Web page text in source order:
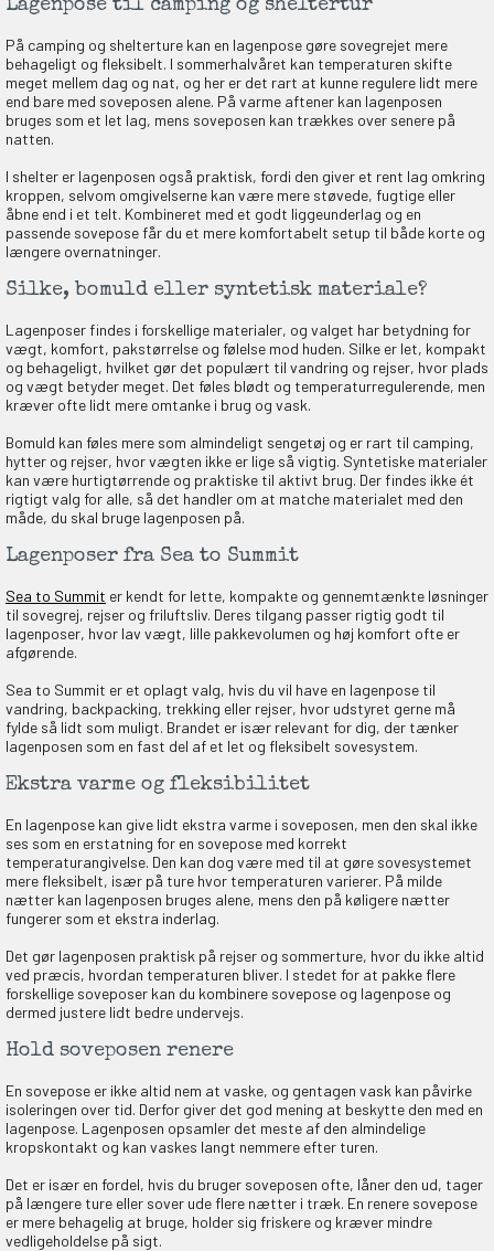
Lagenpose til camping og sheltertur
På camping og shelterture kan en lagenpose gøre sovegrejet mere
behageligt og fleksibelt. I sommerhalvåret kan temperaturen skifte
meget mellem dag og nat, og her er det rart at kunne regulere lidt mere
end bare med soveposen alene. På varme aftener kan lagenposen
bruges som et let lag, mens soveposen kan trækkes over senere på
natten.
I shelter er lagenposen også praktisk, fordi den giver et rent lag omkring
kroppen, selvom omgivelserne kan være mere støvede, fugtige eller
åbne end i et telt. Kombineret med et godt liggeunderlag og en
passende sovepose får du et mere komfortabelt setup til både korte og
længere overnatninger.
Silke, bomuld eller syntetisk materiale?
Lagenposer findes i forskellige materialer, og valget har betydning for
vægt, komfort, pakstørrelse og følelse mod huden. Silke er let, kompakt
og behageligt, hvilket gør det populært til vandring og rejser, hvor plads
og vægt betyder meget. Det føles blødt og temperaturregulerende, men
kræver ofte lidt mere omtanke i brug og vask.
Bomuld kan føles mere som almindeligt sengetøj og er rart til camping,
hytter og rejser, hvor vægten ikke er lige så vigtig. Syntetiske materialer
kan være hurtigtørrende og praktiske til aktivt brug. Der findes ikke ét
rigtigt valg for alle, så det handler om at matche materialet med den
måde, du skal bruge lagenposen på.
Lagenposer fra Sea to Summit
Sea to Summit er kendt for lette, kompakte og gennemtænkte løsninger
til sovegrej, rejser og friluftsliv. Deres tilgang passer rigtig godt til
lagenposer, hvor lav vægt, lille pakkevolumen og høj komfort ofte er
afgørende.
Sea to Summit er et oplagt valg, hvis du vil have en lagenpose til
vandring, backpacking, trekking eller rejser, hvor udstyret gerne må
fylde så lidt som muligt. Brandet er især relevant for dig, der tænker
lagenposen som en fast del af et let og fleksibelt sovesystem.
Ekstra varme og fleksibilitet
En lagenpose kan give lidt ekstra varme i soveposen, men den skal ikke
ses som en erstatning for en sovepose med korrekt
temperaturangivelse. Den kan dog være med til at gøre sovesystemet
mere fleksibelt, især på ture hvor temperaturen varierer. På milde
nætter kan lagenposen bruges alene, mens den på køligere nætter
fungerer som et ekstra inderlag.
Det gør lagenposen praktisk på rejser og sommerture, hvor du ikke altid
ved præcis, hvordan temperaturen bliver. I stedet for at pakke flere
forskellige soveposer kan du kombinere sovepose og lagenpose og
dermed justere lidt bedre undervejs.
Hold soveposen renere
En sovepose er ikke altid nem at vaske, og gentagen vask kan påvirke
isoleringen over tid. Derfor giver det god mening at beskytte den med en
lagenpose. Lagenposen opsamler det meste af den almindelige
kropskontakt og kan vaskes langt nemmere efter turen.
Det er især en fordel, hvis du bruger soveposen ofte, låner den ud, tager
på længere ture eller sover ude flere nætter i træk. En renere sovepose
er mere behagelig at bruge, holder sig friskere og kræver mindre
vedligeholdelse på sigt.
PÅ
om et gavekort på
om måneden
VIND!
DELTAG!
NEJ TAK!